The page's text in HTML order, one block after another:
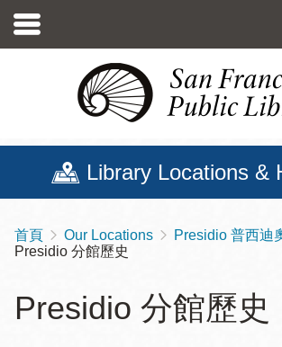
至
Library Locations &
導
連
首頁 Our Locations
Presidio 普西迪
Presidio 分館歷史
Presidio 分館歷史